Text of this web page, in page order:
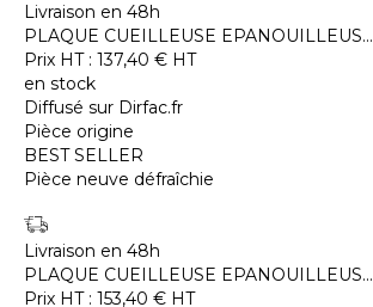
Livraison en 48h
PLAQUE CUEILLEUSE EPANOUILLEUS...
Prix HT : 137,40 € HT
en stock
Diffusé sur Dirfac.fr
Pièce origine
BEST SELLER
Pièce neuve défraîchie
Livraison en 48h
PLAQUE CUEILLEUSE EPANOUILLEUS...
Prix HT : 153,40 € HT